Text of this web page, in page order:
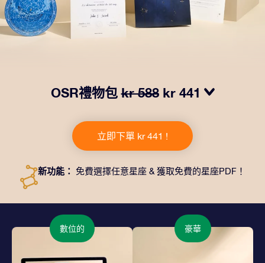
OSR禮物包kr 588 kr 441
一個精美的信封、寄往您的收貨地址的個性化文檔、電子
文件以及免費應用程序。這是一種向親友贈送永恒禮物的
神奇方式。
立即下單 kr 441 !
新功能： 免費選擇任意星座 & 獲取免費的星座PDF！
數位的 豪華